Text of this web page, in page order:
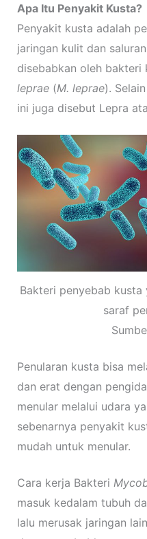
Apa Itu Penyakit Kusta?
Penyakit kusta adalah
jaringan kulit dan
disebabkan oleh bakteri
leprae(M. leprae).
ini juga disebut Lepra
Bakteri penyebab kusta
saraf
Penularan kusta bisa
dan erat dengan
menular melalui udara
sebenarnya penyakit
mudah untuk menular.
Cara kerja Bakteri
masuk kedalam tubuh
lalu merusak jaringan